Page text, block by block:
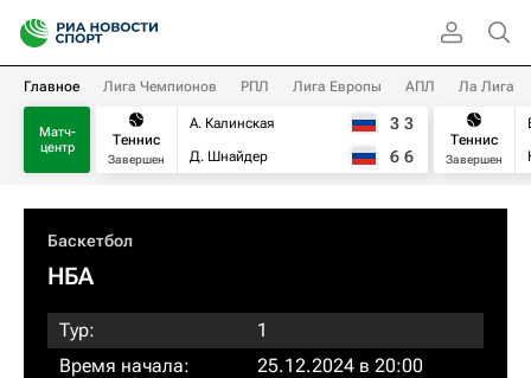
Главное Лига Чемпионов РПЛ Лига Европы АПЛ Ла Лига
Матч-
центр
Теннис
Завершен
А. Калинская
Д. Шнайдер
3 3
6 6
Теннис
Завершен
Баскетбол
НБА
Тур:
1
Время начала:
25.12.2024 в 20:00